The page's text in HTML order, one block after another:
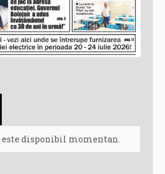
este disponibil momentan.